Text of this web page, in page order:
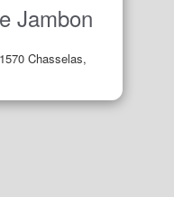
Jambon
Chasselas,